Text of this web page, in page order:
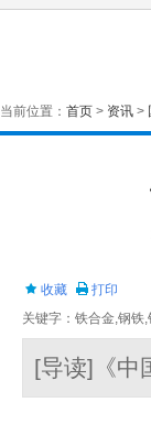
当前位置： 首页 > 资讯 >
收藏 打印
关键字：铁合金,钢铁
[导读]《中